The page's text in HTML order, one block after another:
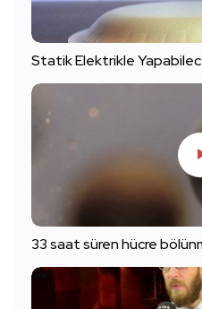
Statik Elektrikle
33 saat süren hücre